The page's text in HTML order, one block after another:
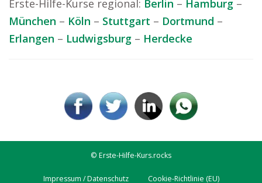
Erste-Hilfe-Kurse regional: Berlin – Hamburg –
München – Köln – Stuttgart – Dortmund –
Erlangen – Ludwigsburg – Herdecke
© Erste-Hilfe-Kurs.rocks
Impressum / Datenschutz Cookie-Richtlinie (EU)